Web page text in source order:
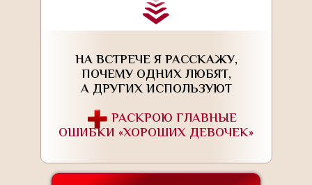
НА ВСТРЕЧЕ Я РАССКАЖУ,
ПОЧЕМУ ОДНИХ ЛЮБЯТ,
А ДРУГИХ ИСПОЛЬЗУЮТ
............. РАСКРОЮ ГЛАВНЫЕ
ОШИБКИ «ХОРОШИХ ДЕВОЧЕК»